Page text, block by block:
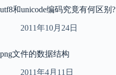
utf8和unicode编码究竟有何区别?
2011年10月24日
png文件的数据结构
2011年4月11日